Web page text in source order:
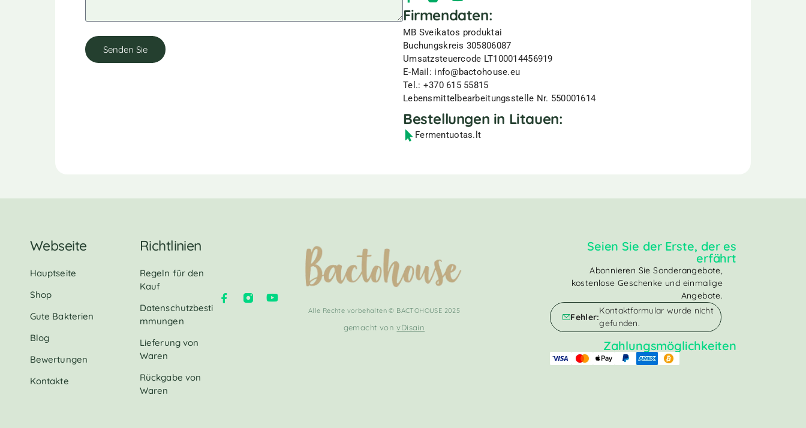
Senden Sie
Firmendaten:
MB Sveikatos produktai
Buchungskreis 305806087
Umsatzsteuercode LT100014456919
E-Mail: info@bactohouse.eu
Tel.: +370 615 55815
Lebensmittelbearbeitungsstelle Nr. 550001614
Bestellungen in Litauen:
Fermentuotas.lt
Webseite
Hauptseite
Shop
Gute Bakterien
Blog
Bewertungen
Kontakte
Richtlinien
Regeln für den
Kauf
Datenschutzbesti
mmungen
Lieferung von
Waren
Rückgabe von
Waren
Alle Rechte vorbehalten © BACTOHOUSE 2025
gemacht vonvDisain
Seien Sie der Erste, der es
erfährt
Abonnieren Sie Sonderangebote,
kostenlose Geschenke und einmalige
Angebote.
Fehler:
Kontaktformular wurde nicht
gefunden.
Zahlungsmöglichkeiten